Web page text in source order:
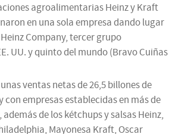
agroalimentarias Heinz y Kraft
en una sola empresa dando lugar
Company, tercer grupo
UU. y quinto del mundo (Bravo Cuiñas
ventas netas de 26,5 billones de
con empresas establecidas en más de
además de los kétchups y salsas Heinz,
Mayonesa Kraft, Oscar